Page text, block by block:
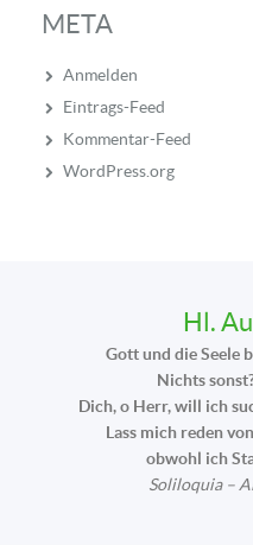
META
Anmelden
Eintrags-Feed
Kommentar-Feed
WordPress.org
Hl.
Gott und die Seele
Nichts
Dich, o Herr, will ich
Lass mich reden
obwohl ich
Soliloquia –